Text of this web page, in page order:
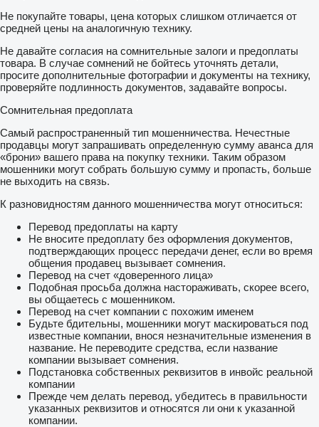
Не покупайте товары, цена которых слишком отличается от
средней цены на аналогичную технику.
Не давайте согласия на сомнительные залоги и предоплаты
товара. В случае сомнений не бойтесь уточнять детали,
просите дополнительные фотографии и документы на технику,
проверяйте подлинность документов, задавайте вопросы.
Сомнительная предоплата
Самый распространенный тип мошенничества. Нечестные
продавцы могут запрашивать определенную сумму аванса для
«брони» вашего права на покупку техники. Таким образом
мошенники могут собрать большую сумму и пропасть, больше
не выходить на связь.
К разновидностям данного мошенничества могут относиться:
Перевод предоплаты на карту
Не вносите предоплату без оформления документов,
подтверждающих процесс передачи денег, если во время
общения продавец вызывает сомнения.
Перевод на счет «доверенного лица»
Подобная просьба должна настораживать, скорее всего,
вы общаетесь с мошенником.
Перевод на счет компании с похожим именем
Будьте бдительны, мошенники могут маскироваться под
известные компании, внося незначительные изменения в
название. Не переводите средства, если название
компании вызывает сомнения.
Подстановка собственных реквизитов в инвойс реальной
компании
Прежде чем делать перевод, убедитесь в правильности
указанных реквизитов и относятся ли они к указанной
компании.